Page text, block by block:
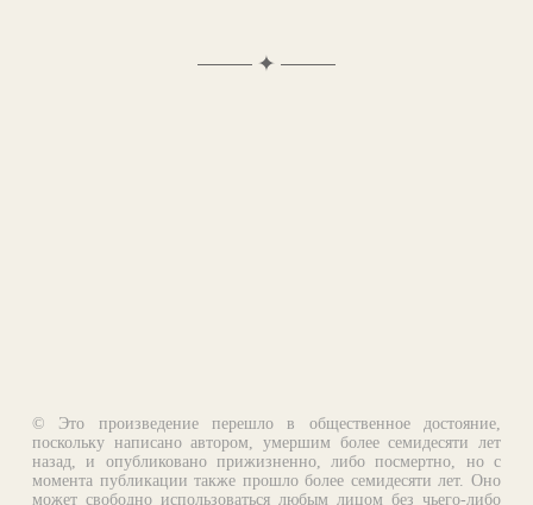
✦
© Это произведение перешло в общественное достояние,
поскольку написано автором, умершим более семидесяти лет
назад, и опубликовано прижизненно, либо посмертно, но с
момента публикации также прошло более семидесяти лет. Оно
может свободно использоваться любым лицом без чьего-либо